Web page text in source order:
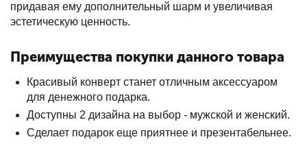
придавая ему дополнительный шарм и увеличивая
эстетическую ценность.
Преимущества покупки данного товара
Красивый конверт станет отличным аксессуаром
для денежного подарка.
Доступны 2 дизайна на выбор - мужской и женский.
Сделает подарок еще приятнее и презентабельнее.